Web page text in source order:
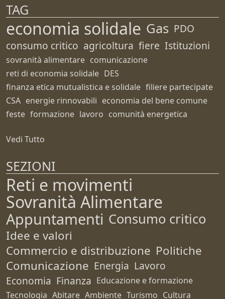
TAG
economia solidale Gas PDO
consumo critico agricoltura fiere Istituzioni
sovranità alimentare comunicazione
reti di economia solidale DES
finanza etica mutualistica e solidale filiere partecipate
CSA energie rinnovabili economia del bene comune
feste formazione lavoro comunità energetica
Vedi Tutto
SEZIONI
Reti e movimenti
Sovranità Alimentare
Appuntamenti Consumo critico
Idee e valori
Commercio e distribuzione Politiche
Comunicazione Energia Lavoro
Economia Finanza Educazione e formazione
Tecnologia Abitare Ambiente Turismo Cultura